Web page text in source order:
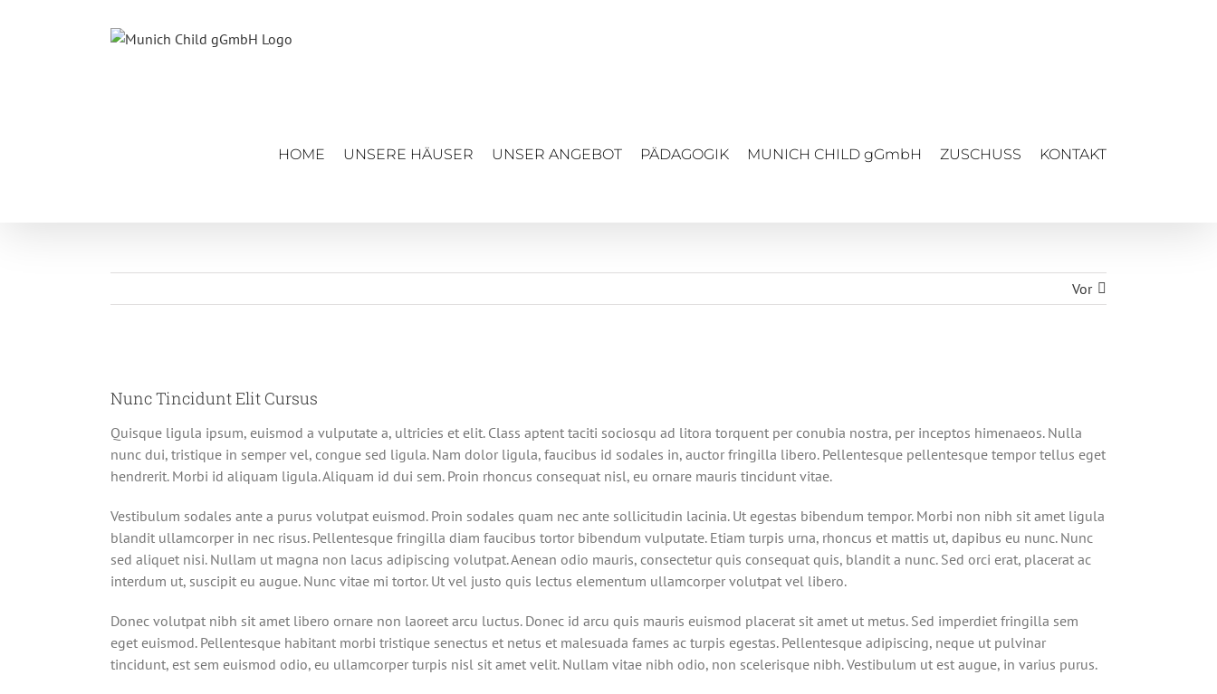
HOME UNSERE HÄUSER UNSER ANGEBOT PÄDAGOGIK MUNICH CHILD gGmbH ZUSCHUSS KONTAKT
Vor
grösseres
Nunc Tincidunt Elit Cursus
Quisque ligula ipsum, euismod a vulputate a, ultricies et elit. Class aptent taciti sociosqu ad litora torquent per conubia nostra, per inceptos himenaeos. Nulla
nunc dui, tristique in semper vel, congue sed ligula. Nam dolor ligula, faucibus id sodales in, auctor fringilla libero. Pellentesque pellentesque tempor tellus eget
hendrerit. Morbi id aliquam ligula. Aliquam id dui sem. Proin rhoncus consequat nisl, eu ornare mauris tincidunt vitae.
Vestibulum sodales ante a purus volutpat euismod. Proin sodales quam nec ante sollicitudin lacinia. Ut egestas bibendum tempor. Morbi non nibh sit amet ligula
blandit ullamcorper in nec risus. Pellentesque fringilla diam faucibus tortor bibendum vulputate. Etiam turpis urna, rhoncus et mattis ut, dapibus eu nunc. Nunc
sed aliquet nisi. Nullam ut magna non lacus adipiscing volutpat. Aenean odio mauris, consectetur quis consequat quis, blandit a nunc. Sed orci erat, placerat ac
interdum ut, suscipit eu augue. Nunc vitae mi tortor. Ut vel justo quis lectus elementum ullamcorper volutpat vel libero.
Donec volutpat nibh sit amet libero ornare non laoreet arcu luctus. Donec id arcu quis mauris euismod placerat sit amet ut metus. Sed imperdiet fringilla sem
eget euismod. Pellentesque habitant morbi tristique senectus et netus et malesuada fames ac turpis egestas. Pellentesque adipiscing, neque ut pulvinar
tincidunt, est sem euismod odio, eu ullamcorper turpis nisl sit amet velit. Nullam vitae nibh odio, non scelerisque nibh. Vestibulum ut est augue, in varius purus.